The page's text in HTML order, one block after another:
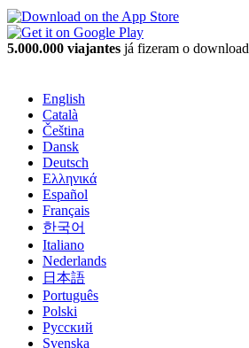
5.000.000 viajantes já fizeram o download
English
Català
Čeština
Dansk
Deutsch
Ελληνικά
Español
Français
한국어
Italiano
Nederlands
日本語
Português
Polski
Русский
Svenska